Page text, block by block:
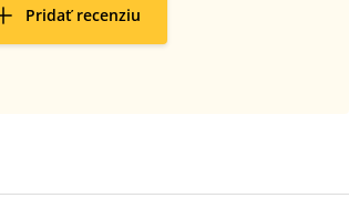
Pridať recenziu